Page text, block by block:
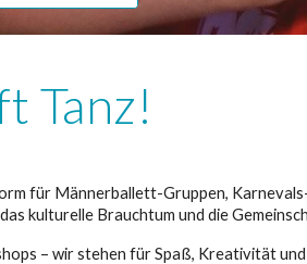
Tanz!
für Männerballett-Gruppen,
kulturelle Brauchtum und die
– wir stehen für Spaß, Kreativität